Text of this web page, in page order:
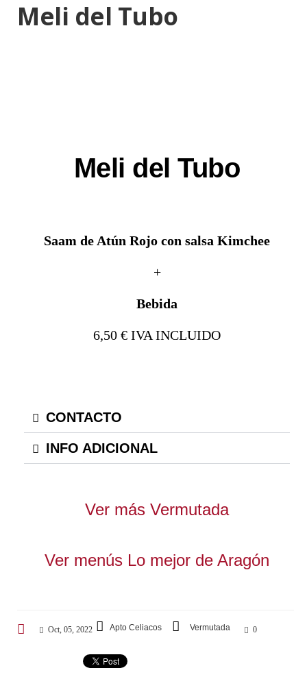
Meli del Tubo
Meli del Tubo
Saam de Atún Rojo con salsa Kimchee
+
Bebida
6,50 € IVA INCLUIDO
CONTACTO
INFO ADICIONAL
Ver más Vermutada
Ver menús Lo mejor de Aragón
Oct, 05, 2022 Apto Celiacos Vermutada 0